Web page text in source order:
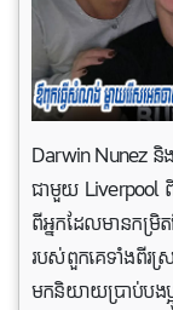
Darwin Nunez និ
ជាមួយ Liverpool
ពី​អ្នក​ដែល​មាន​កម្រិត
របស់​ពួក​គេទាំងពីរ​
មក​និយាយប្រាប់បង​ប្